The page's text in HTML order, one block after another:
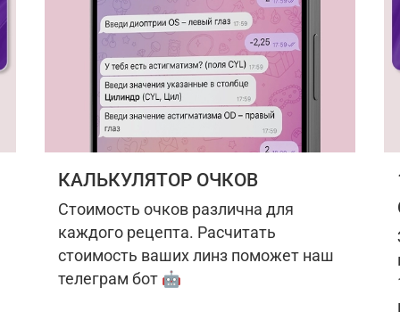
КАЛЬКУЛЯТОР ОЧКОВ
Стоимость очков различна для
каждого рецепта. Расчитать
стоимость ваших линз поможет наш
телеграм бот 🤖